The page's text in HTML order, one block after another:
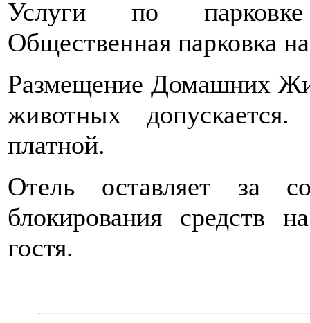
Услуги по парковке
Общественная парковка
Размещение Домашних
животных
платной.
Отель оставляет за
блокирования средств
гостя.